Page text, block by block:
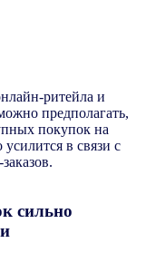
ритейла и
предполагать,
покупок на
в связи с
сильно